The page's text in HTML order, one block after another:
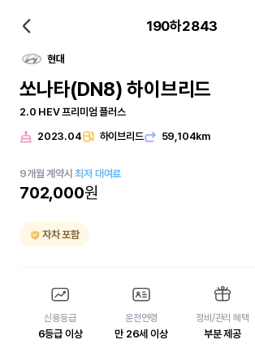
190하2843
현대
쏘나타(DN8) 하이브리드
2.0 HEV 프리미엄 플러스
2023.04 하이브리드 59,104km
9개월 계약시최저 대여료
702,000원
자차 포함
신용등급
6등급 이상
운전연령
만 26세 이상
정비/관리 혜택
부분 제공